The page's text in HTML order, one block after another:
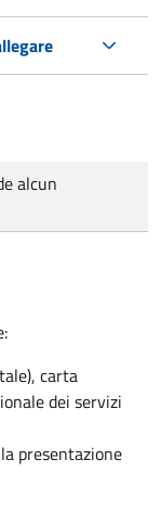
alcun
carta
dei servizi
presentazione